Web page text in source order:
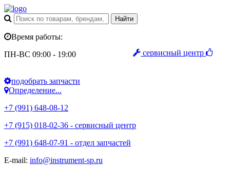
сервисный центр
Время работы:
ПН-ВС 09:00 - 19:00
подобрать запчасти
Определение...
+7 (991) 648-08-12
+7 (915) 018-02-36 - сервисный центр
+7 (991) 648-07-91 - отдел запчастей
E-mail: info@instrument-sp.ru